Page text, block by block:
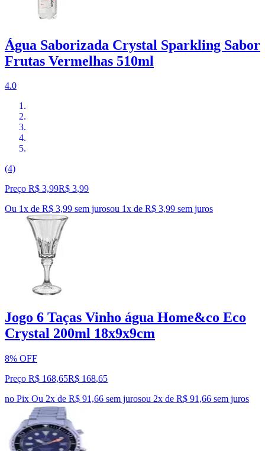
Água Saborizada Crystal Sparkling Sabor
Frutas Vermelhas 510ml
4.0
(4)
Preço R$ 3,99R$ 3,99
Ou 1x de R$ 3,99 sem jurosou 1x de R$ 3,99 sem juros
Jogo 6 Taças Vinho água Home&co Eco
Crystal 200ml 18x9x9cm
8% OFF
Preço R$ 168,65R$ 168,65
no Pix Ou 2x de R$ 91,66 sem jurosou 2x de R$ 91,66 sem juros